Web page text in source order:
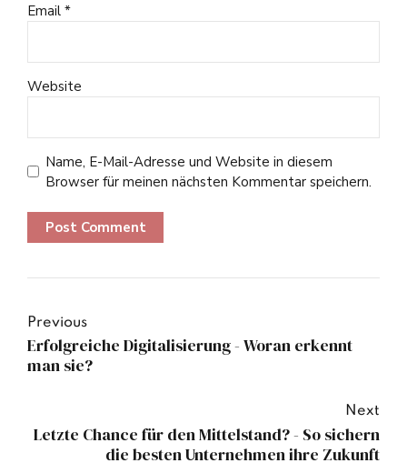
Email *
Website
Name, E-Mail-Adresse und Website in diesem
Browser für meinen nächsten Kommentar speichern.
Post Comment
Previous
Erfolgreiche Digitalisierung - Woran erkennt
man sie?
Next
Letzte Chance für den Mittelstand? - So sichern
die besten Unternehmen ihre Zukunft